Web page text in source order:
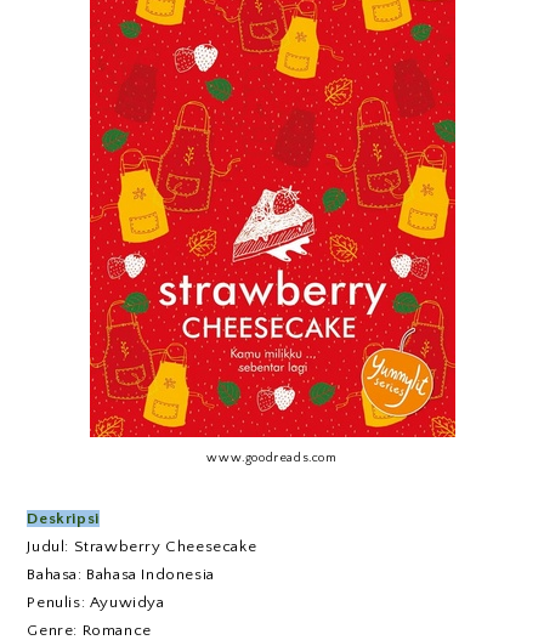
www.goodreads.com
Deskripsi
Judul: Strawberry Cheesecake
Bahasa: Bahasa Indonesia
Penulis: Ayuwidya
Genre: Romance